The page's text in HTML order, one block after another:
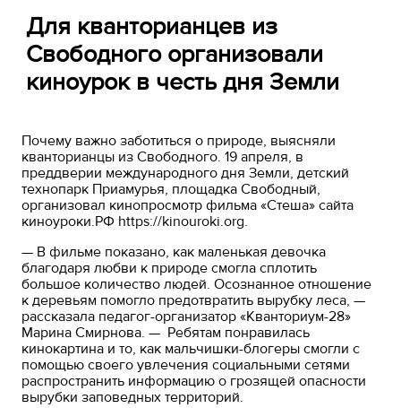
Для кванторианцев из
Свободного организовали
киноурок в честь дня Земли
Почему важно заботиться о природе, выясняли
кванторианцы из Свободного. 19 апреля, в
преддверии международного дня Земли, детский
технопарк Приамурья, площадка Свободный,
организовал кинопросмотр фильма «Стеша» сайта
киноуроки.РФ https://kinouroki.org.
— В фильме показано, как маленькая девочка
благодаря любви к природе смогла сплотить
большое количество людей. Осознанное отношение
к деревьям помогло предотвратить вырубку леса, —
рассказала педагог-организатор «Кванториум-28»
Марина Смирнова. — Ребятам понравилась
кинокартина и то, как мальчишки-блогеры смогли с
помощью своего увлечения социальными сетями
распространить информацию о грозящей опасности
вырубки заповедных территорий.